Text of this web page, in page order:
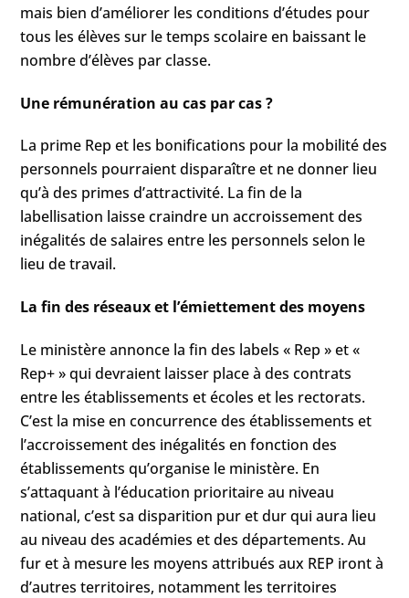
mais bien d’améliorer les conditions d’études pour
tous les élèves sur le temps scolaire en baissant le
nombre d’élèves par classe.
Une rémunération au cas par cas ?
La prime Rep et les bonifications pour la mobilité des
personnels pourraient disparaître et ne donner lieu
qu’à des primes d’attractivité. La fin de la
labellisation laisse craindre un accroissement des
inégalités de salaires entre les personnels selon le
lieu de travail.
La fin des réseaux et l’émiettement des moyens
Le ministère annonce la fin des labels « Rep » et «
Rep+ » qui devraient laisser place à des contrats
entre les établissements et écoles et les rectorats.
C’est la mise en concurrence des établissements et
l’accroissement des inégalités en fonction des
établissements qu’organise le ministère. En
s’attaquant à l’éducation prioritaire au niveau
national, c’est sa disparition pur et dur qui aura lieu
au niveau des académies et des départements. Au
fur et à mesure les moyens attribués aux REP iront à
d’autres territoires, notamment les territoires